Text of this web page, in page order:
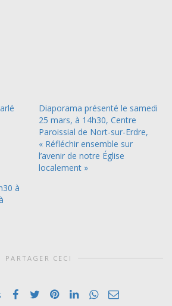
Diaporama présenté le samedi
25 mars, à 14h30, Centre
Paroissial de Nort-sur-Erdre,
« Réfléchir ensemble sur
l’avenir de notre Église
localement »
à
PARTAGER CECI